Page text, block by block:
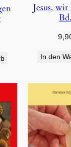
Jesus,
In den